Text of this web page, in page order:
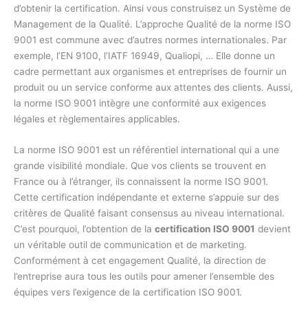
d’obtenir la certification. Ainsi vous construisez un Système de
Management de la Qualité. L’approche Qualité de la norme ISO
9001 est commune avec d’autres normes internationales. Par
exemple, l’EN 9100, l’IATF 16949, Qualiopi, … Elle donne un
cadre permettant aux organismes et entreprises de fournir un
produit ou un service conforme aux attentes des clients. Aussi,
la norme ISO 9001 intègre une conformité aux exigences
légales et règlementaires applicables.
La norme ISO 9001 est un référentiel international qui a une
grande visibilité mondiale. Que vos clients se trouvent en
France ou à l’étranger, ils connaissent la norme ISO 9001.
Cette certification indépendante et externe s’appuie sur des
critères de Qualité faisant consensus au niveau international.
C’est pourquoi, l’obtention de la certification ISO 9001 devient
un véritable outil de communication et de marketing.
Conformément à cet engagement Qualité, la direction de
l’entreprise aura tous les outils pour amener l’ensemble des
équipes vers l’exigence de la certification ISO 9001.